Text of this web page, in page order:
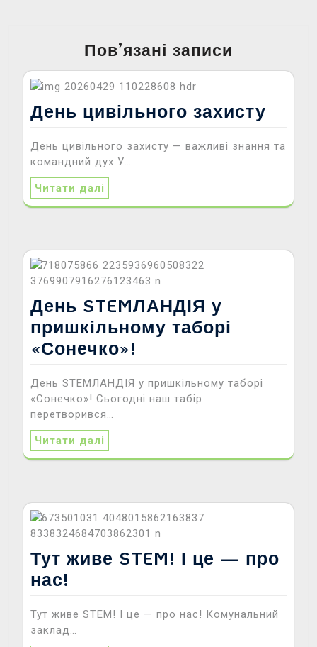
Пов’язані записи
День цивільного захисту
День цивільного захисту — важливі знання та
командний дух У…
Читати далі
День STEMЛАНДІЯ у
пришкільному таборі
«Сонечко»!
День STEMЛАНДІЯ у пришкільному таборі
«Сонечко»! Сьогодні наш табір
перетворився…
Читати далі
Тут живе STEM! І це — про
нас!
Тут живе STEM! І це — про нас! Комунальний
заклад…